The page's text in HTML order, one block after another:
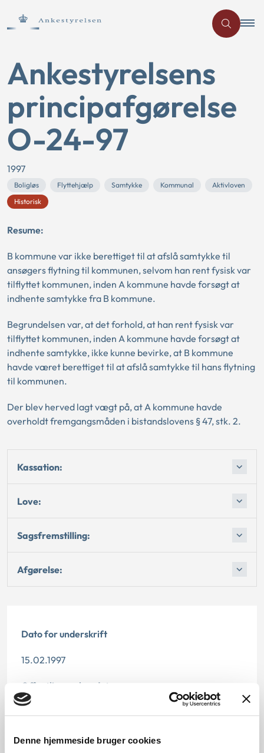
Denne hjemmeside bruger cookies
Ankestyrelsens
principafgørelse
O-24-97
1997
Boligløs Flyttehjælp Samtykke Kommunal
Aktivloven
Historisk
Resume:
B kommune var ikke berettiget til at afslå samtykke til
ansøgers flytning til kommunen, selvom han rent fysisk var
tilflyttet kommunen, inden A kommune havde forsøgt at
indhente samtykke fra B kommune.
Begrundelsen var, at det forhold, at han rent fysisk var
tilflyttet kommunen, inden A kommune havde forsøgt at
indhente samtykke, ikke kunne bevirke, at B kommune
havde været berettiget til at afslå samtykke til hans flytning
til kommunen.
Der blev herved lagt vægt på, at A kommune havde
overholdt fremgangsmåden i bistandslovens § 47, stk. 2.
Kassation:
Love:
Sagsfremstilling:
Afgørelse:
Dato for underskrift
15.02.1997
Offentliggørelsesdato
Paragraf